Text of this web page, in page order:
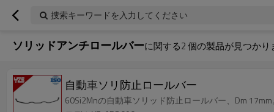
捜索キーワードを入力してください
ソリッドアンチロールバーに関する2個の製品が見つかり
自動車ソリ防止ロールバー
60Si2Mnの自動車ソリッド防止ロールバー、Dm 17mm